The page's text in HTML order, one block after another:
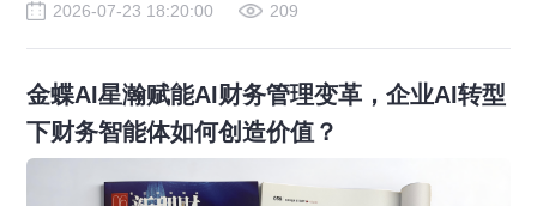
2026-07-23 18:20:00 209
金蝶AI星瀚赋能AI财务管理变革，企业AI转型
下财务智能体如何创造价值？